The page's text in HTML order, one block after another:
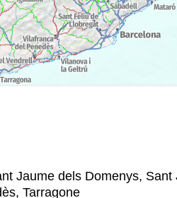
Jaume dels Domenys, Sant
Tarragone